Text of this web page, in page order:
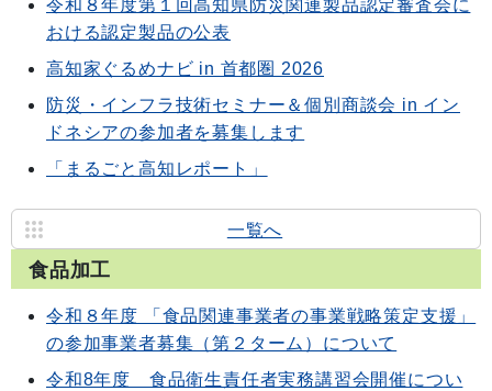
令和８年度第１回高知県防災関連製品認定審査会に
おける認定製品の公表
高知家ぐるめナビ in 首都圏 2026
防災・インフラ技術セミナー＆個別商談会 in イン
ドネシアの参加者を募集します
「まるごと高知レポート」
一覧へ
食品加工
令和８年度 「食品関連事業者の事業戦略策定支援」
の参加事業者募集（第２ターム）について
令和8年度 食品衛生責任者実務講習会開催につい